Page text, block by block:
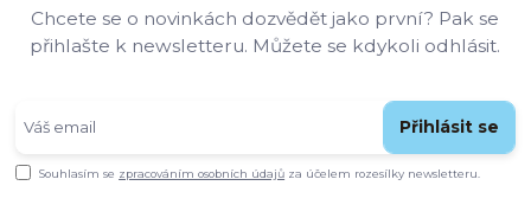
Chcete se o novinkách dozvědět jako první? Pak se
přihlašte k newsletteru. Můžete se kdykoli odhlásit.
Přihlásit se
Souhlasím se zpracováním osobních údajů za účelem rozesílky newsletteru.